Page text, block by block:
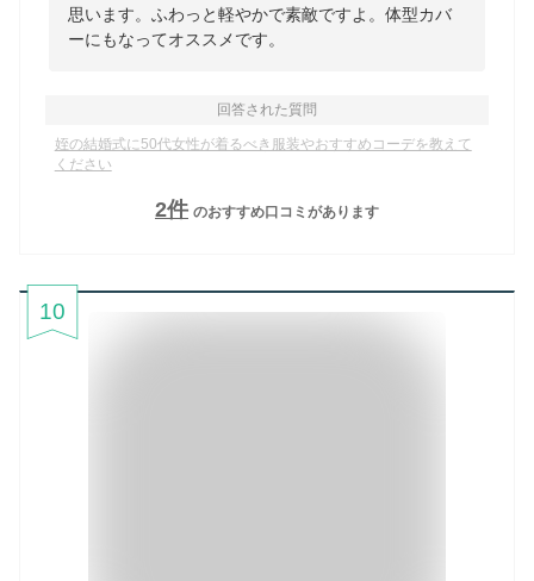
思います。ふわっと軽やかで素敵ですよ。体型カバ
ーにもなってオススメです。
回答された質問
姪の結婚式に50代女性が着るべき服装やおすすめコーデを教えて
ください
2件 のおすすめ口コミがあります
10